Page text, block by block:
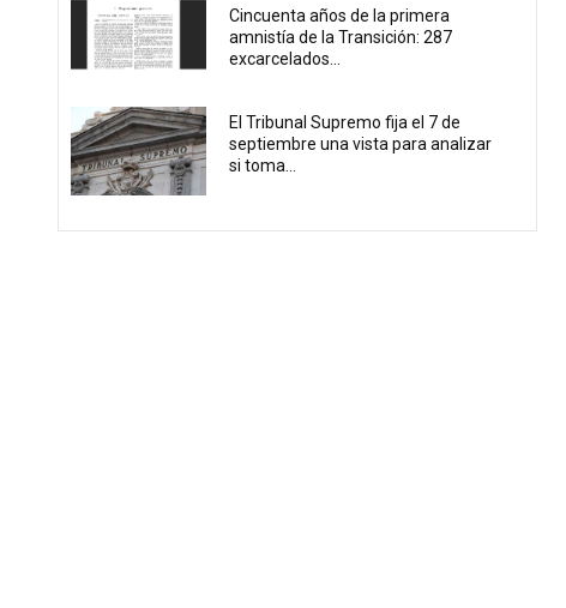
Cincuenta años de la primera
amnistía de la Transición: 287
excarcelados...
El Tribunal Supremo fija el 7 de
septiembre una vista para analizar
si toma...